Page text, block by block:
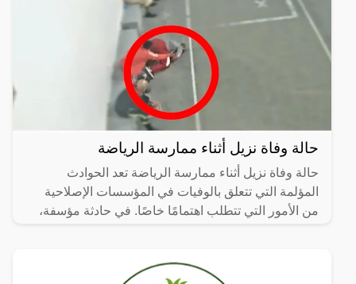
حالة وفاة نزيل أثناء ممارسة الرياضة
حالة وفاة نزيل أثناء ممارسة الرياضة تعد الحوادث
المؤلمة التي تتعلق بالوفيات في المؤسسات الإصلاحية
من الأمور التي تتطلب اهتمامًا خاصًا. في حادثة مؤسفة،